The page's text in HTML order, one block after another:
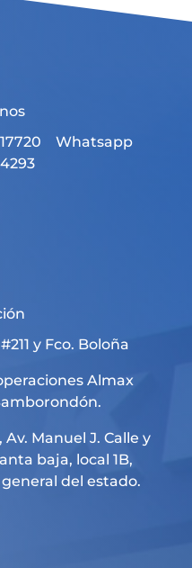
Whatsapp
y Fco. Boloña
Almax
Manuel J. Calle y
baja, local 1B,
del estado.